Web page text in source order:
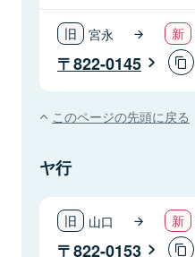
宮永
822-0145
このページの先頭に戻る
ヤ行
山口
822-0153